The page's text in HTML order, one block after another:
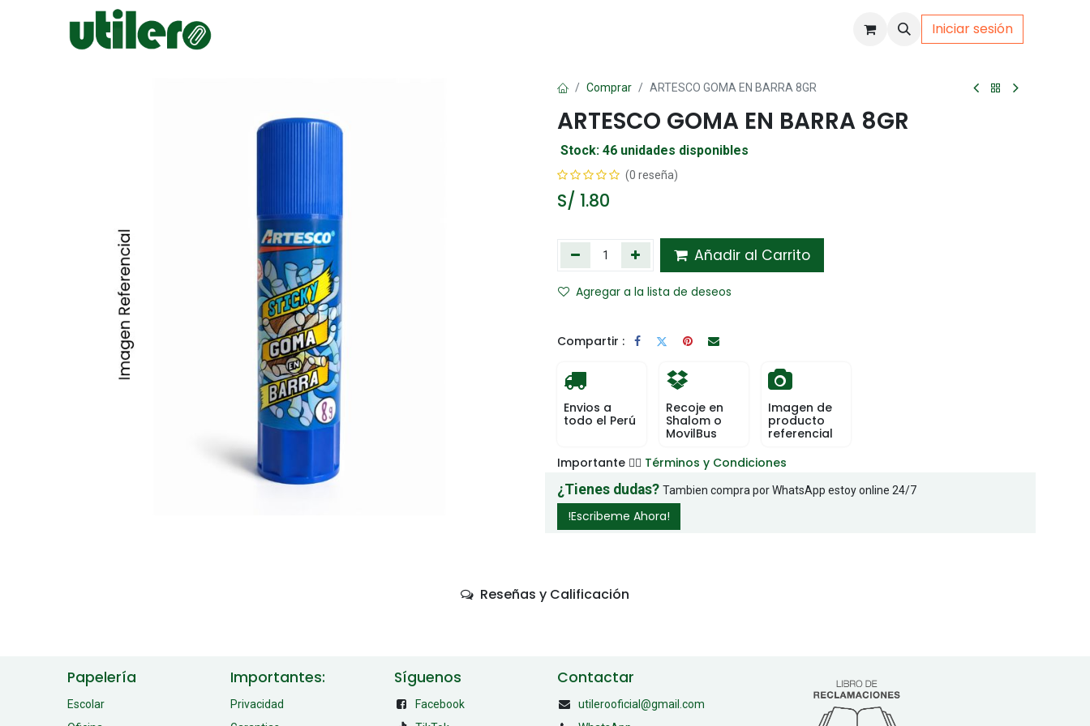
Iniciar sesión
Comprar ARTESCO GOMA EN BARRA 8GR
ARTESCO GOMA EN BARRA 8GR
Stock: 46 unidades disponibles
(0 reseña)
S/ 1.80
Añadir al Carrito
Agregar a la lista de deseos
Compartir :
Envios a
todo el Perú
Recoje en
Shalom o
MovilBus
Imagen de
producto
referencial
Importante 👉🏻 Términos y Condiciones
¿Tienes dudas? Tambien compra por WhatsApp estoy online 24/7
!Escribeme Ahora!
Reseñas y Calificación
Papelería
Escolar
Importantes:
Privacidad
Síguenos
Facebook
Contactar
utilerooficial@gmail.com